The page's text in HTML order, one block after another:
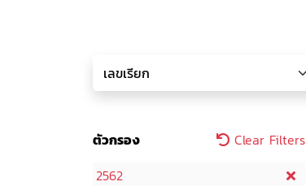
ตัวกรอง
Clear Filters
2562